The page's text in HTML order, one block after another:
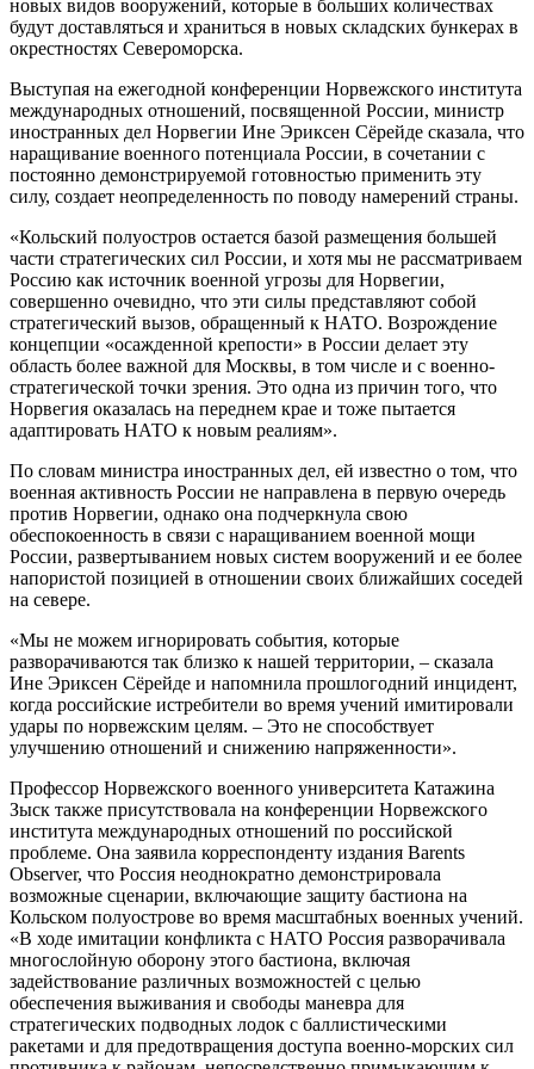
новых видов вооружений, которые в больших количествах
будут доставляться и храниться в новых складских бункерах в
окрестностях Североморска.
Выступая на ежегодной конференции Норвежского института
международных отношений, посвященной России, министр
иностранных дел Норвегии Ине Эриксен Сёрейде сказала, что
наращивание военного потенциала России, в сочетании с
постоянно демонстрируемой готовностью применить эту
силу, создает неопределенность по поводу намерений страны.
«Кольский полуостров остается базой размещения большей
части стратегических сил России, и хотя мы не рассматриваем
Россию как источник военной угрозы для Норвегии,
совершенно очевидно, что эти силы представляют собой
стратегический вызов, обращенный к НАТО. Возрождение
концепции «осажденной крепости» в России делает эту
область более важной для Москвы, в том числе и с военно-
стратегической точки зрения. Это одна из причин того, что
Норвегия оказалась на переднем крае и тоже пытается
адаптировать НАТО к новым реалиям».
По словам министра иностранных дел, ей известно о том, что
военная активность России не направлена в первую очередь
против Норвегии, однако она подчеркнула свою
обеспокоенность в связи с наращиванием военной мощи
России, развертыванием новых систем вооружений и ее более
напористой позицией в отношении своих ближайших соседей
на севере.
«Мы не можем игнорировать события, которые
разворачиваются так близко к нашей территории, – сказала
Ине Эриксен Сёрейде и напомнила прошлогодний инцидент,
когда российские истребители во время учений имитировали
удары по норвежским целям. – Это не способствует
улучшению отношений и снижению напряженности».
Профессор Норвежского военного университета Катажина
Зыск также присутствовала на конференции Норвежского
института международных отношений по российской
проблеме. Она заявила корреспонденту издания Barents
Observer, что Россия неоднократно демонстрировала
возможные сценарии, включающие защиту бастиона на
Кольском полуострове во время масштабных военных учений.
«В ходе имитации конфликта с НАТО Россия разворачивала
многослойную оборону этого бастиона, включая
задействование различных возможностей с целью
обеспечения выживания и свободы маневра для
стратегических подводных лодок с баллистическими
ракетами и для предотвращения доступа военно-морских сил